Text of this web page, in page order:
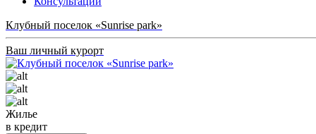
Клубный поселок «Sunrise park»
Ваш личный курорт
Жилье
в кредит